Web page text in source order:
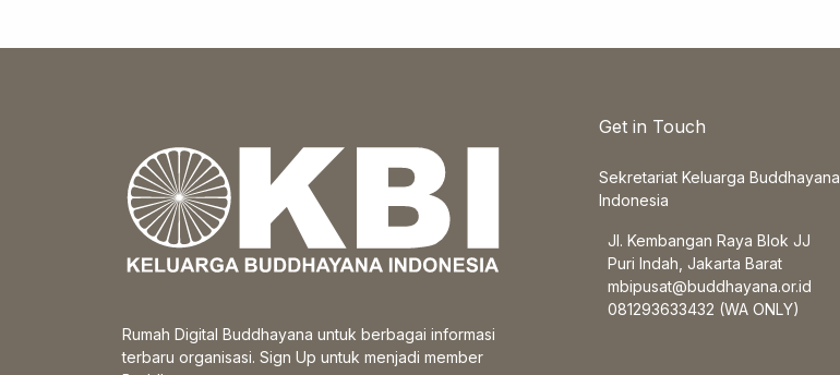
Rumah Digital Buddhayana untuk berbagai informasi
terbaru organisasi. Sign Up untuk menjadi member
Get in Touch
Sekretariat Keluarga Buddhayana
Indonesia
Jl. Kembangan Raya Blok JJ
Puri Indah, Jakarta Barat
mbipusat@buddhayana.or.id
081293633432 (WA ONLY)